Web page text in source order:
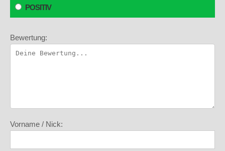
POSITIV
Bewertung:
Vorname / Nick: